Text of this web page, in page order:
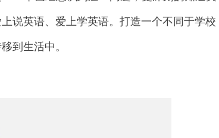
说英语、爱上学英语。打造一个不同于学校
到生活中。